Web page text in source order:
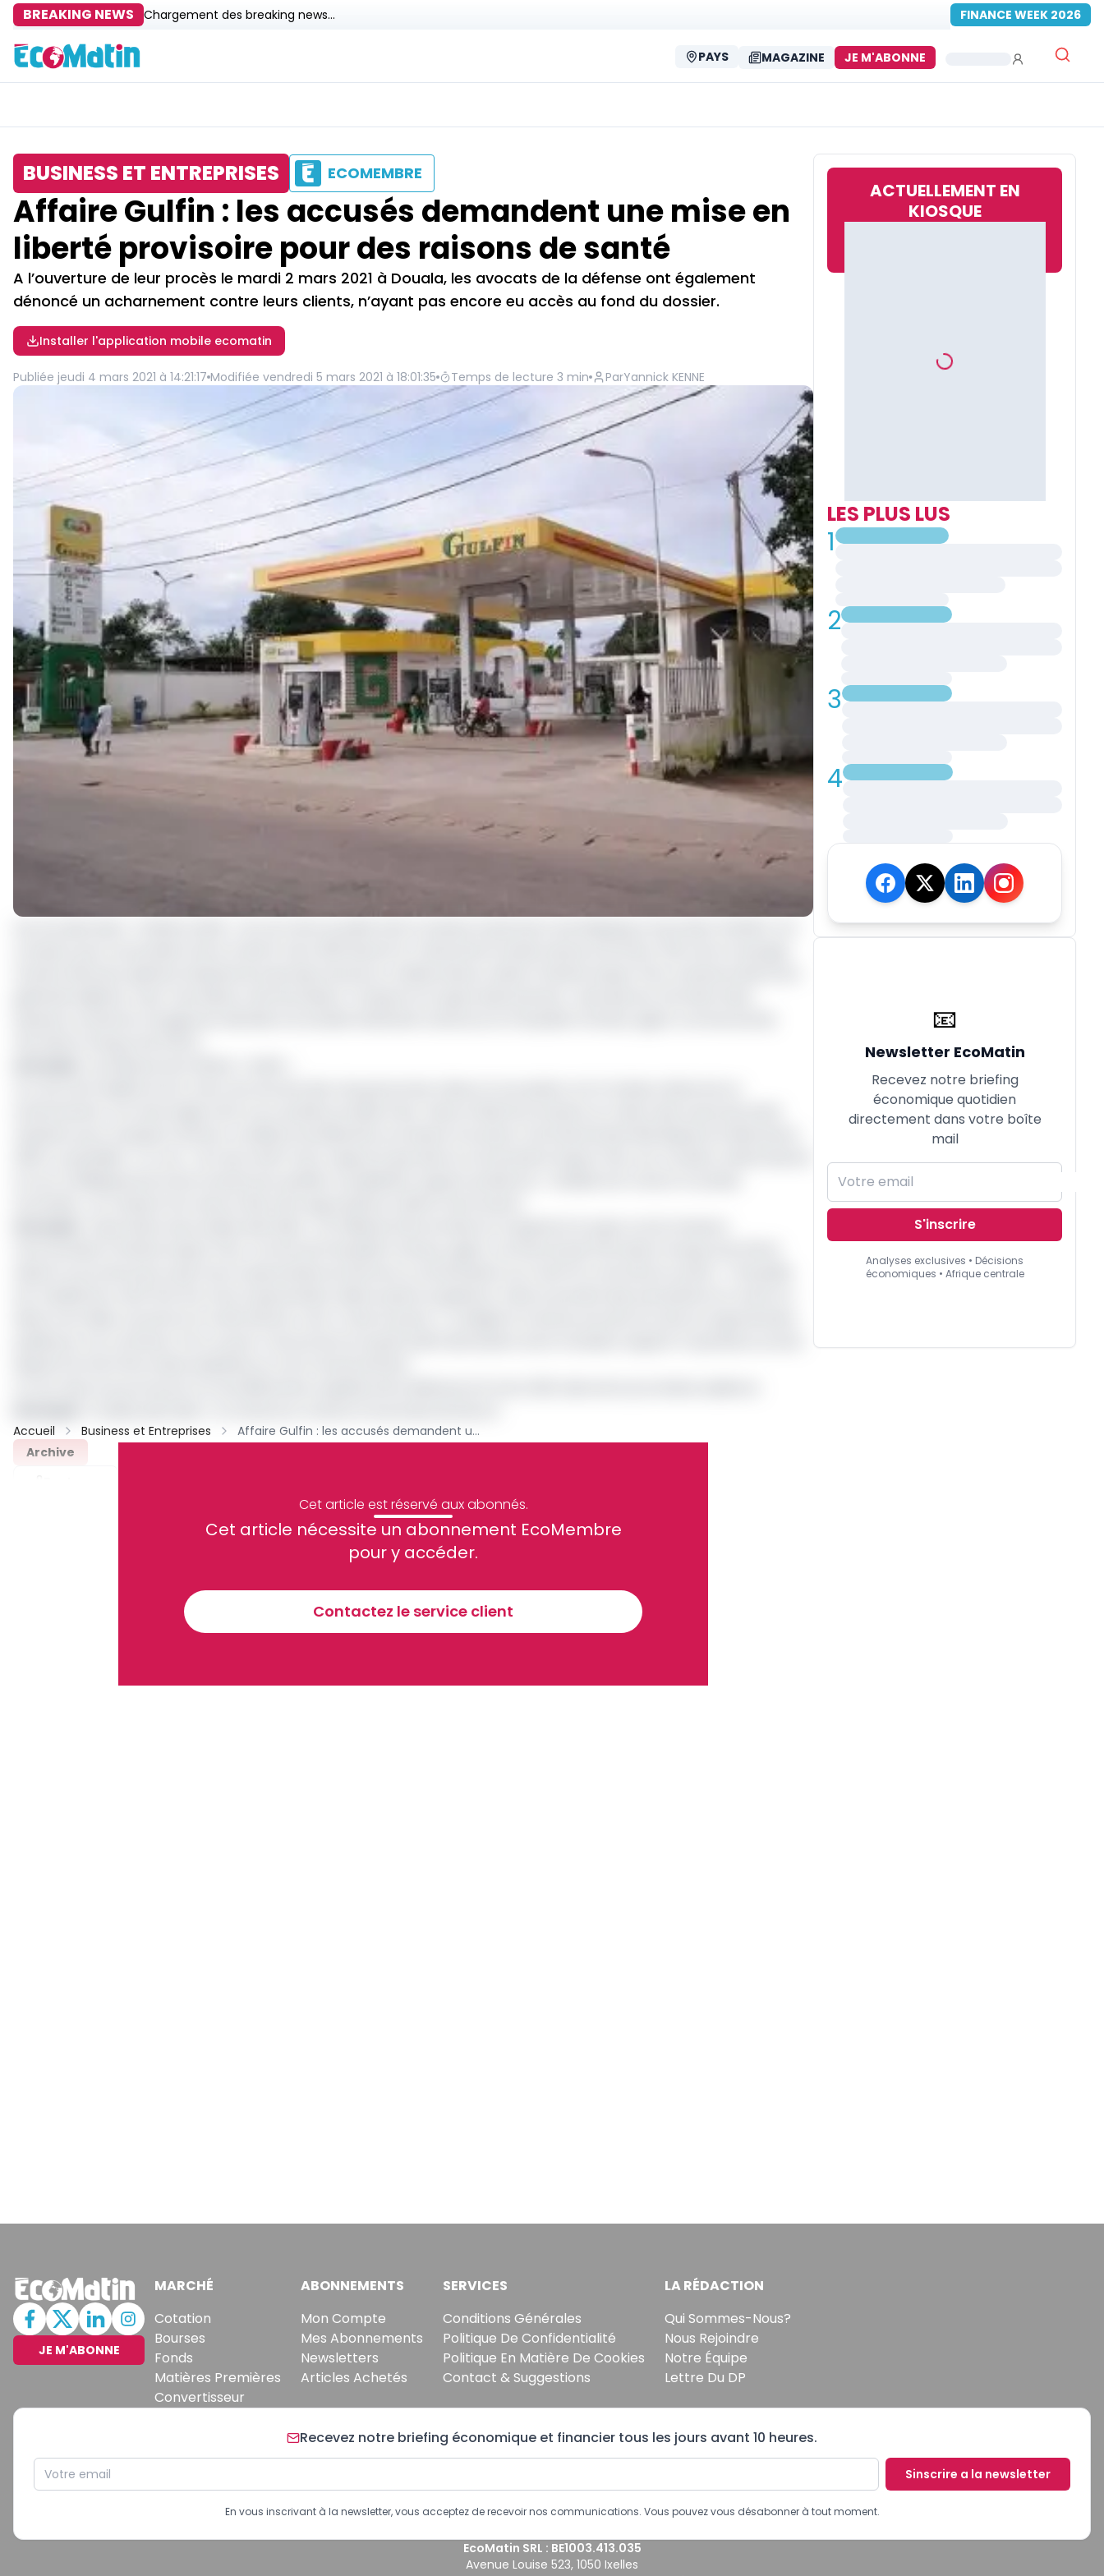
BREAKING NEWS Chargement des breaking news... FINANCE WEEK 2026
PAYS MAGAZINE JE M'ABONNE
BUSINESS ET ENTREPRISES ECOMEMBRE
Affaire Gulfin : les accusés demandent une mise en
liberté provisoire pour des raisons de santé
A l’ouverture de leur procès le mardi 2 mars 2021 à Douala, les avocats de la défense ont également
dénoncé un acharnement contre leurs clients, n’ayant pas encore eu accès au fond du dossier.
Installer l'application mobile ecomatin
Publiée jeudi 4 mars 2021 à 14:21:17 Modifiée vendredi 5 mars 2021 à 18:01:35 Temps de lecture 3 min ParYannick KENNE
Cet article est réservé aux abonnés.
Cet article nécessite un abonnement EcoMembre
pour y accéder.
Contactez le service client
Accueil Business et Entreprises
Affaire Gulfin : les accusés demandent une mise en liberté provisoire pour des raisons de santé
Archive
Recevez notre briefing économique et financier tous les jours avant 10 heures.
Sinscrire a la newsletter
En vous inscrivant à la newsletter, vous acceptez de recevoir nos communications. Vous pouvez vous désabonner à tout moment.
ACTUELLEMENT EN
KIOSQUE
LES PLUS LUS
1
2
3
4
📧
Newsletter EcoMatin
Recevez notre briefing
économique quotidien
directement dans votre boîte
mail
S'inscrire
Analyses exclusives • Décisions
économiques • Afrique centrale
JE M'ABONNE
MARCHÉ
Cotation
Bourses
Fonds
Matières Premières
Convertisseur
ABONNEMENTS
Mon Compte
Mes Abonnements
Newsletters
Articles Achetés
SERVICES
Conditions Générales
Politique De Confidentialité
Politique En Matière De Cookies
Contact & Suggestions
LA RÉDACTION
Qui Sommes-Nous?
Nous Rejoindre
Notre Équipe
Lettre Du DP
Recevez notre briefing économique et financier tous les jours avant 10 heures.
Sinscrire a la newsletter
En vous inscrivant à la newsletter, vous acceptez de recevoir nos communications. Vous pouvez vous désabonner à tout moment.
EcoMatin SRL : BE1003.413.035
Avenue Louise 523, 1050 Ixelles